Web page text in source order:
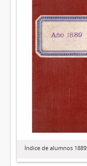
Índice de alumnos 1889